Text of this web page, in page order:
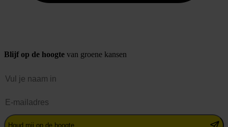
Blijf op de hoogte van groene kansen
Houd mij op de hoogte